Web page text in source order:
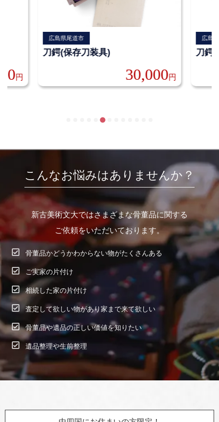
円
広島県尾道市
刀鍔(保存刀装具)
30,000円
広島
刀鍔(
こんなお悩みはありませんか？
新古美術文大ではさまざまな骨董品に関する
ご依頼をいただいております。
骨董品かどうかわからない物がたくさんある
ご実家の片付け
相続した家の片付け
査定して欲しい物があり家まで来て欲しい
骨董品や遺品の正しい価値を知りたい
遺品整理や生前整理